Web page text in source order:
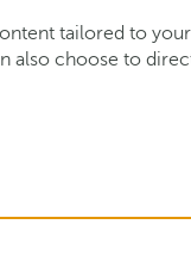
tailored to
also choose to